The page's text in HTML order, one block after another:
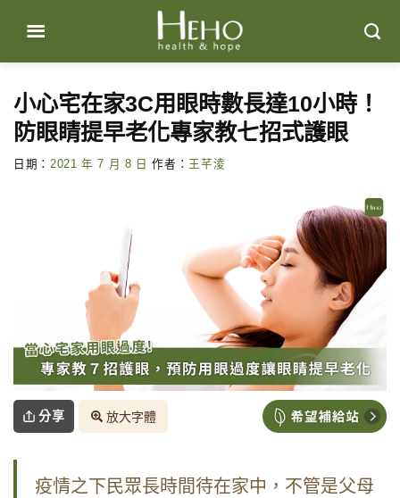
content
小心宅在家3C用眼時數長達10小時！
防眼睛提早老化專家教七招式護眼
日期： 2021 年 7 月 8 日 作者： 王芊淩
分享 放大字體
疫情之下民眾長時間待在家中，不管是父母